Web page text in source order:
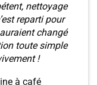
nettoyage
reparti pour
changé
toute simple
!
à café